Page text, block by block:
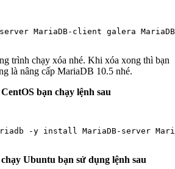
server MariaDB-client galera
trình chạy xóa nhé. Khi xóa xong thì bạn
là nâng cấp MariaDB 10.5 nhé.
bạn chạy lệnh sau
-y install MariaDB-server
Ubuntu bạn sử dụng lệnh sau